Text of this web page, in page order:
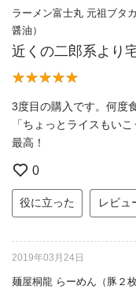
ラーメン富士丸 元祖ブタ
醤油）
近くの二郎系より
3度目の購入です。何度
「ちょっとライスもい
最高！
0
役に立った レビュ
2019年03月24日
麺屋桐龍 らーめん（豚２